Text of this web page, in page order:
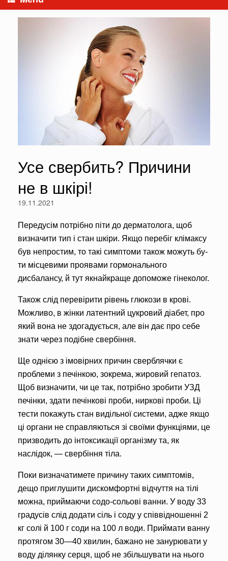
Усе свербить? Причини
не в шкірі!
19.11.2021
Передусім потрібно піти до дерматолога, щоб
визначити тип і стан шкіри. Якщо перебіг клімаксу
був непростим, то та­кі симптоми також можуть бу­
ти місцевими проявами го­рмонального
дисбалансу, й тут якнайкраще допоможе гі­неколог.
Також слід перевірити рівень глюкози в крові.
Можливо, в жі­нки латентний цукровий діабет, про
який вона не здогадується, але він дає про себе
знати че­рез подібне свербіння.
Ще однією з імовірних причин сверблячки є
проблеми з печінкою, зокрема, жировий гепатоз.
Щоб визначити, чи це так, потрібно зробити УЗД
печі­нки, здати печінкові проби, ниркові проби. Ці
те­сти покажуть стан видільної си­стеми, адже якщо
ці органи не справляються зі своїми функці­ями, це
призводить до інтокси­кації організму та, як
наслідок, — свербіння тіла.
Поки визначатимете причину таких симптомів,
дещо приглу­шити дискомфортні відчуття на тілі
можна, приймаючи содо-сольові ванни. У воду 33
граду­сів слід додати сіль і соду у спі­ввідношенні 2
кг солі й 100 г со­ди на 100 л води. Приймати ва­нну
протягом 30—40 хвилин, бажано не занурювати у
воду ділянку серця, щоб не збільшу­вати на нього